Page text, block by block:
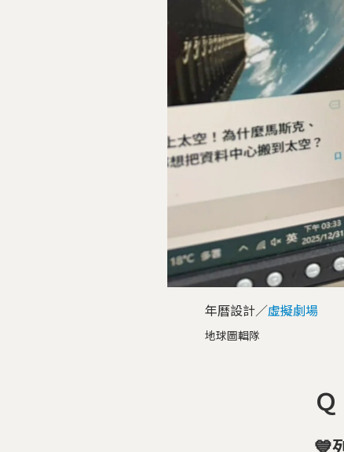
年曆設計／虛擬劇場
地球圖輯隊
💙